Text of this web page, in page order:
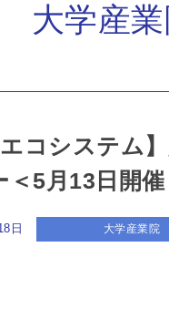
大学産
エコシステム
＜5月13日開催
日 大学産業院